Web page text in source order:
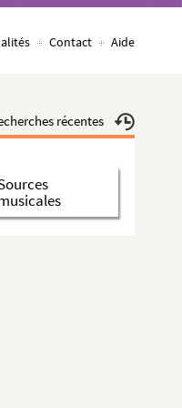
Contact Aide
récentes